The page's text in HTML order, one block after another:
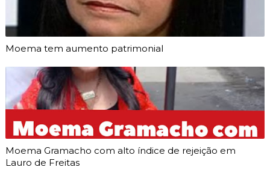
Moema tem aumento patrimonial
Moema Gramacho com alto índice de rejeição em
Lauro de Freitas